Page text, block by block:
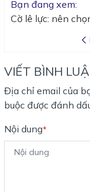
Bạn đang xem:
Cờ lê lực: nên
VIẾT BÌNH
Địa chỉ email của
buộc được đánh
Nội dung*